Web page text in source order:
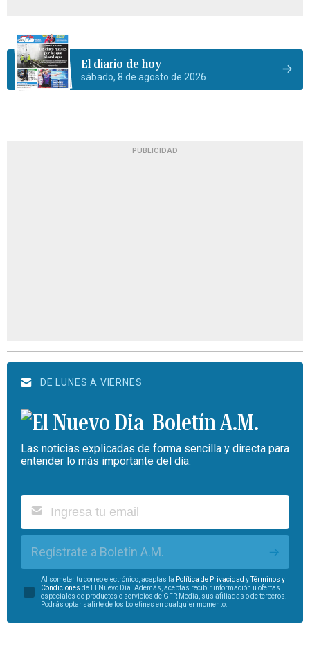
El diario de hoy
sábado, 8 de agosto de 2026
PUBLICIDAD
DE LUNES A VIERNES
Boletín A.M.
Las noticias explicadas de forma sencilla y directa para
entender lo más importante del día.
Regístrate a Boletín A.M.
Al someter tu correo electrónico, aceptas la Política de Privacidad y
Términos y
Condiciones de El Nuevo Día. Además, aceptas recibir información u ofertas
especiales de productos o servicios de GFR Media, sus afiliadas o de terceros.
Podrás optar salirte de los boletines en cualquier momento.